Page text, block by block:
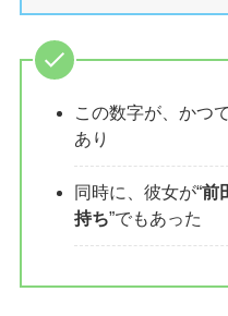
この数字が、かつ
あり
同時に、彼女が“前
持ち”でもあった